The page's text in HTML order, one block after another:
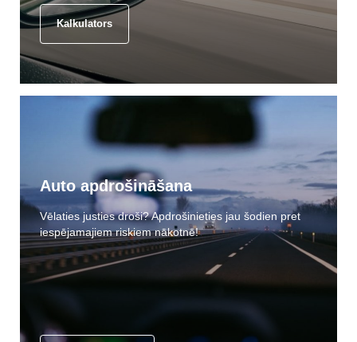
Kalkulators
Auto apdrošināšana
Vēlaties justies droši? Apdrošinieties jau šodien pret
iespējamajiem riskiem nākotnē!